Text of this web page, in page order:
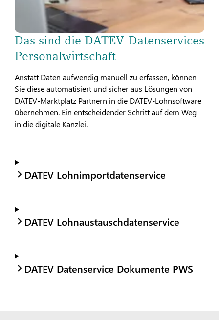
Das sind die DATEV-Datenservices
Personalwirtschaft
Anstatt Daten aufwendig manuell zu erfassen, können
Sie diese automatisiert und sicher aus Lösungen von
DATEV-Marktplatz Partnern in die DATEV-Lohnsoftware
übernehmen. Ein entscheidender Schritt auf dem Weg
in die digitale Kanzlei.
DATEV Lohnimportdatenservice
DATEV Lohnaustauschdatenservice
DATEV Datenservice Dokumente PWS